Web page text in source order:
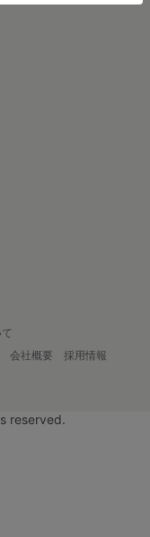
会社概要
採用情報
reserved.